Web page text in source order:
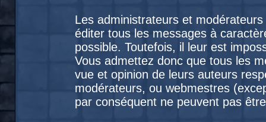
Les administrateurs et
éditer tous les messages à
possible. Toutefois, il leur est
Vous admettez donc que tous les
vue et opinion de leurs auteurs
modérateurs, ou webmestres
par conséquent ne peuvent pas